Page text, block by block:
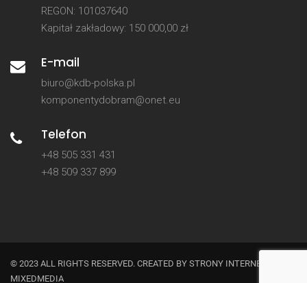
REGON: 101037640
Kapitał zakładowy: 150 000,00 zł
E-mail
biuro@kdb-polska.pl
komponentydobram@onet.eu
Telefon
+48 505 331 431
+48 509 337 899
© 2023 ALL RIGHTS RESERVED. CREATED BY STRONY INTERNETOWE
MIXEDMEDIA